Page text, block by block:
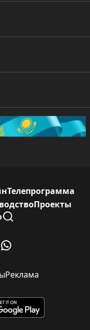
Телепрограмма
Проекты
Реклама